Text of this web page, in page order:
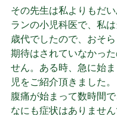
その先生は私よりもだ
ランの小児科医で、私
歳代でしたので、おそ
期待はされていなかっ
せん。ある時、急に始
児をご紹介頂きました。
腹痛が始まって数時間
なにも症状はありませ